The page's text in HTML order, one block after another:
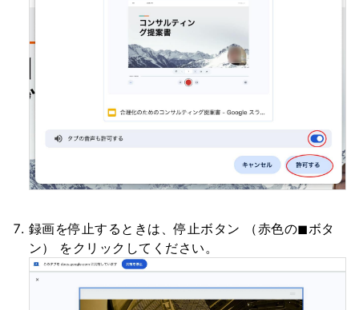
録画を停止するときは、停止ボタン （赤色の◼︎ボタ
ン） をクリックしてください。